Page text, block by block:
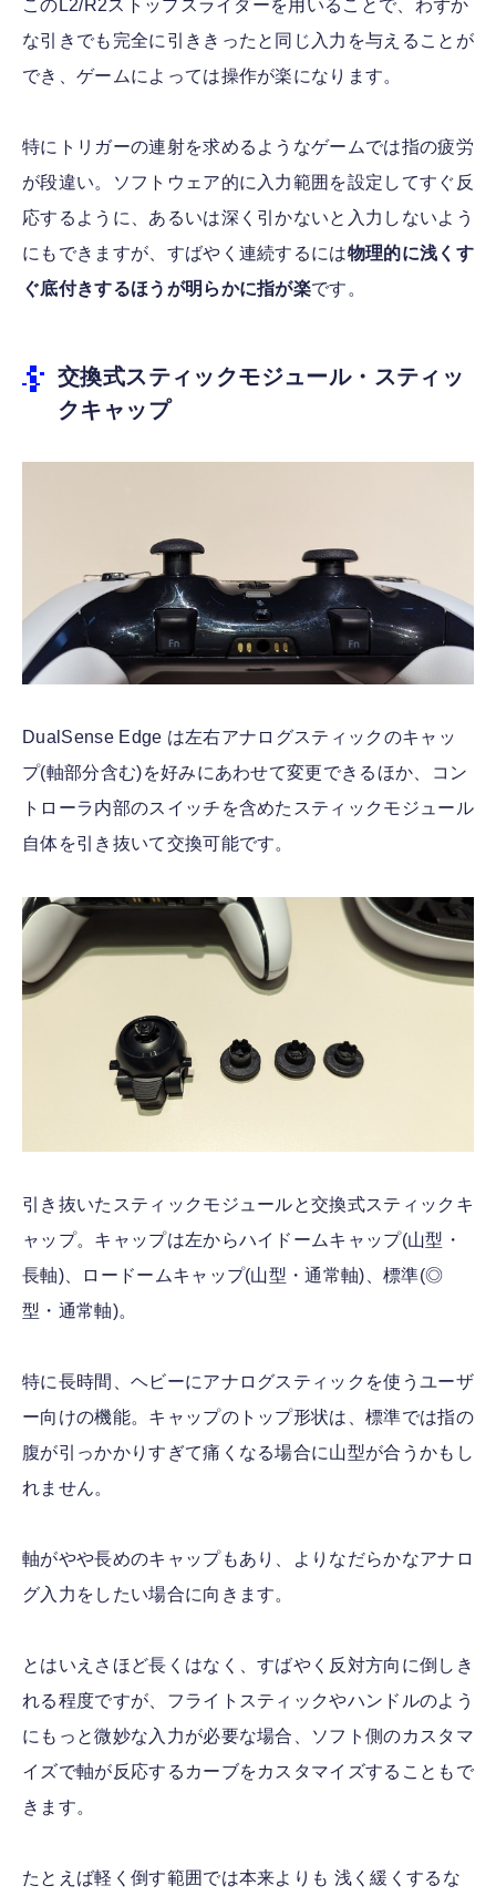
このL2/R2ストップスライダーを用いることで、わずか
な引きでも完全に引ききったと同じ入力を与えることが
でき、ゲームによっては操作が楽になります。
特にトリガーの連射を求めるようなゲームでは指の疲労
が段違い。ソフトウェア的に入力範囲を設定してすぐ反
応するように、あるいは深く引かないと入力しないよう
にもできますが、すばやく連続するには物理的に浅くす
ぐ底付きするほうが明らかに指が楽です。
交換式スティックモジュール・スティッ
クキャップ
DualSense Edge は左右アナログスティックのキャッ
プ(軸部分含む)を好みにあわせて変更できるほか、コン
トローラ内部のスイッチを含めたスティックモジュール
自体を引き抜いて交換可能です。
引き抜いたスティックモジュールと交換式スティックキ
ャップ。キャップは左からハイドームキャップ(山型・
長軸)、ロードームキャップ(山型・通常軸)、標準(◎
型・通常軸)。
特に長時間、ヘビーにアナログスティックを使うユーザ
ー向けの機能。キャップのトップ形状は、標準では指の
腹が引っかかりすぎて痛くなる場合に山型が合うかもし
れません。
軸がやや長めのキャップもあり、よりなだらかなアナロ
グ入力をしたい場合に向きます。
とはいえさほど長くはなく、すばやく反対方向に倒しき
れる程度ですが、フライトスティックやハンドルのよう
にもっと微妙な入力が必要な場合、ソフト側のカスタマ
イズで軸が反応するカーブをカスタマイズすることもで
きます。
たとえば軽く倒す範囲では本来よりも 浅く緩くするな